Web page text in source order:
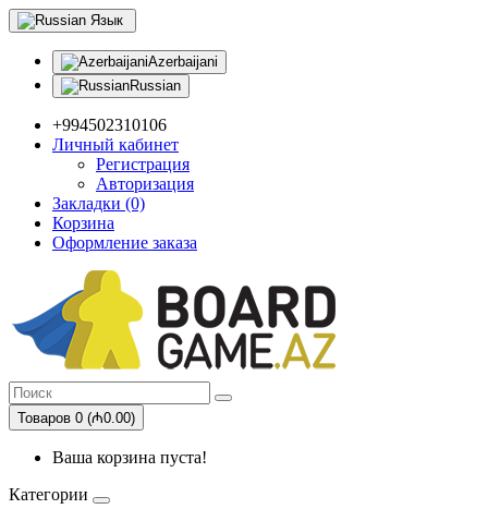
Язык
Azerbaijani
Russian
+994502310106
Личный кабинет
Регистрация
Авторизация
Закладки (0)
Корзина
Оформление заказа
Товаров 0 (₼0.00)
Ваша корзина пуста!
Категории